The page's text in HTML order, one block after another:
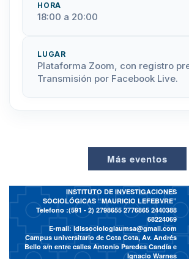
HORA
18:00 a 20:00
LUGAR
Plataforma Zoom, con registro
Transmisión por Facebook Live.
Más eventos
INSTITUTO DE INVESTIGACIONES
SOCIOLÓGICAS “MAURICIO LEFEBVRE”
Telefono :(591 - 2) 2798655 2776865 2440388
68224069
E-mail:idissociologiaumsa@gmail.com
Campus universitario de Cota Cota, Av. Andrés
Bello s/n entre calles Antonio Paredes Candía e
Ignacio Warnes